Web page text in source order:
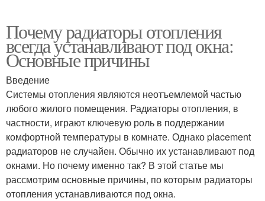
Почему радиаторы отопления
всегда устанавливают под окна:
Основные причины
Введение
Системы отопления являются неотъемлемой частью
любого жилого помещения. Радиаторы отопления, в
частности, играют ключевую роль в поддержании
комфортной температуры в комнате. Однако placement
радиаторов не случайен. Обычно их устанавливают под
окнами. Но почему именно так? В этой статье мы
рассмотрим основные причины, по которым радиаторы
отопления устанавливаются под окна.